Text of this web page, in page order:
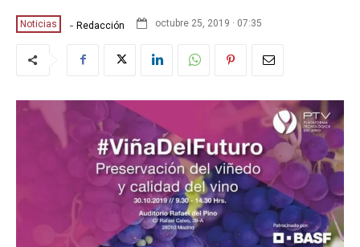
Noticias - Redacción octubre 25, 2019 · 07:35